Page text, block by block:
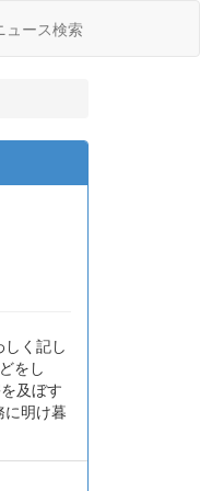
ュース検索
く記し
をし
及ぼす
明け暮